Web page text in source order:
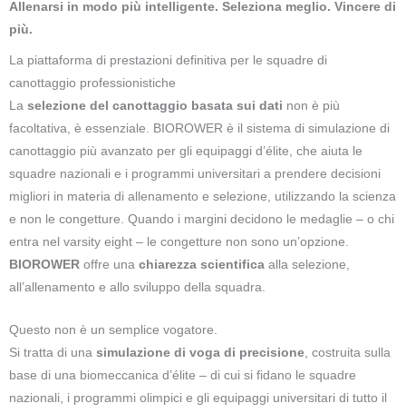
Allenarsi in modo più intelligente. Seleziona meglio. Vincere di
più.
La piattaforma di prestazioni definitiva per le squadre di
canottaggio professionistiche
La selezione del canottaggio basata sui dati non è più
facoltativa, è essenziale. BIOROWER è il sistema di simulazione di
canottaggio più avanzato per gli equipaggi d’élite, che aiuta le
squadre nazionali e i programmi universitari a prendere decisioni
migliori in materia di allenamento e selezione, utilizzando la scienza
e non le congetture. Quando i margini decidono le medaglie – o chi
entra nel varsity eight – le congetture non sono un’opzione.
BIOROWER offre una chiarezza scientifica alla selezione,
all’allenamento e allo sviluppo della squadra.
Questo non è un semplice vogatore.
Si tratta di una simulazione di voga di precisione, costruita sulla
base di una biomeccanica d’élite – di cui si fidano le squadre
nazionali, i programmi olimpici e gli equipaggi universitari di tutto il